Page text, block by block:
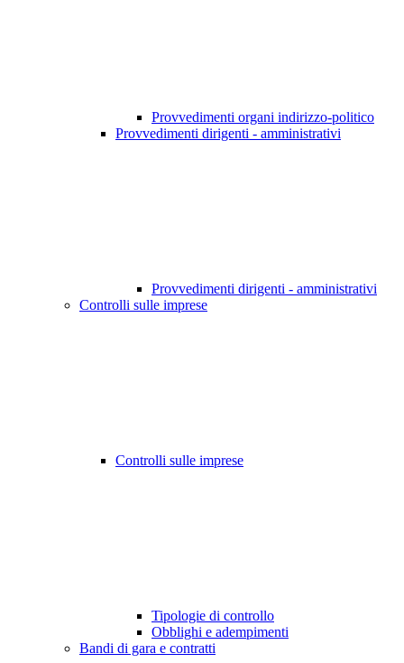
Provvedimenti organi indirizzo-politico
Provvedimenti dirigenti - amministrativi
Provvedimenti dirigenti - amministrativi
Controlli sulle imprese
Controlli sulle imprese
Tipologie di controllo
Obblighi e adempimenti
Bandi di gara e contratti